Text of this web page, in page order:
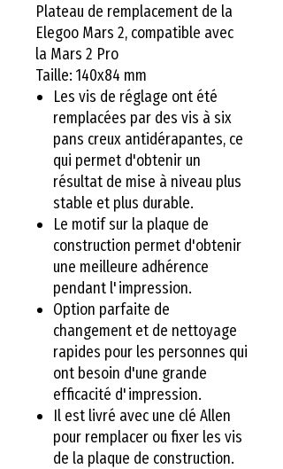
Plateau de remplacement de la
Elegoo Mars 2, compatible avec
la Mars 2 Pro
Taille: 140x84 mm
Les vis de réglage ont été
remplacées par des vis à six
pans creux antidérapantes, ce
qui permet d'obtenir un
résultat de mise à niveau plus
stable et plus durable.
Le motif sur la plaque de
construction permet d'obtenir
une meilleure adhérence
pendant l'impression.
Option parfaite de
changement et de nettoyage
rapides pour les personnes qui
ont besoin d'une grande
efficacité d'impression.
Il est livré avec une clé Allen
pour remplacer ou fixer les vis
de la plaque de construction.